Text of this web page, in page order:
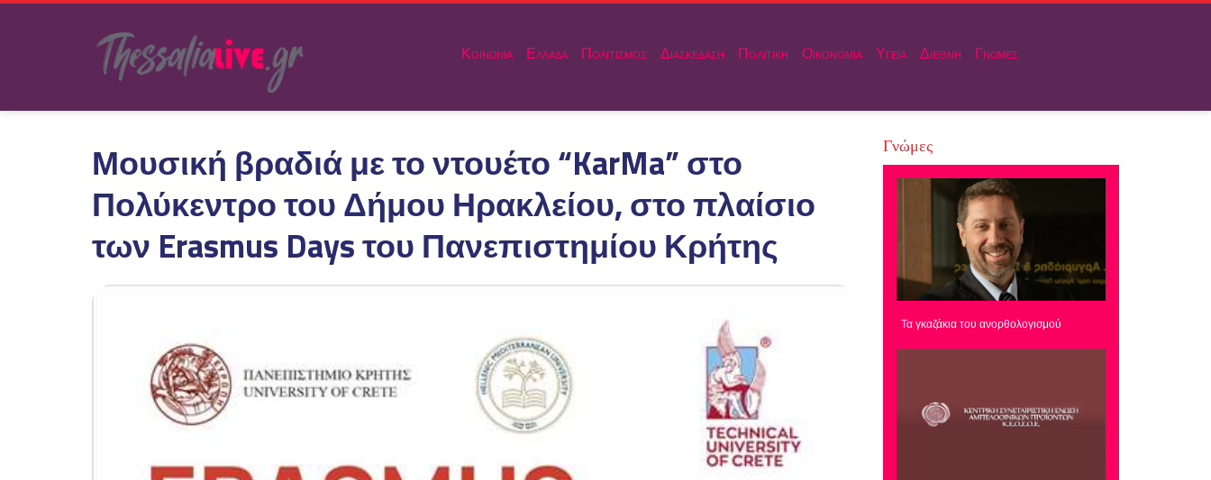
Κοινωνια Ελλαδα Πολιτισμος Διασκεδαση Πολιτικη Οικονομια Υγεια Διεθνη Γνωμες
Μουσική βραδιά με το ντουέτο “KarMa” στο
Πολύκεντρο του Δήμου Ηρακλείου, στο πλαίσιο
των Erasmus Days του Πανεπιστημίου Κρήτης
Γνώμες
Τα γκαζάκια του ανορθολογισμού